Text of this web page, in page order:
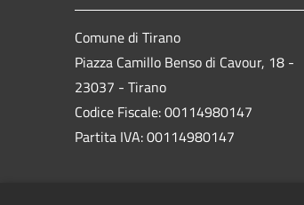
Comune di Tirano
Piazza Camillo Benso di Cavour, 18 -
23037 - Tirano
Codice Fiscale: 00114980147
Partita IVA: 00114980147